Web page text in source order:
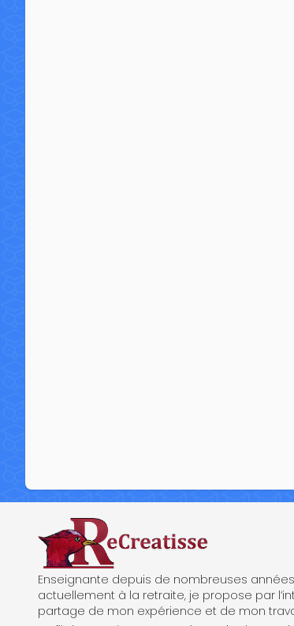
ReCreatisse
Enseignante depuis de nombreuses
actuellement à la retraite, je propose par
partage de mon expérience et de mon